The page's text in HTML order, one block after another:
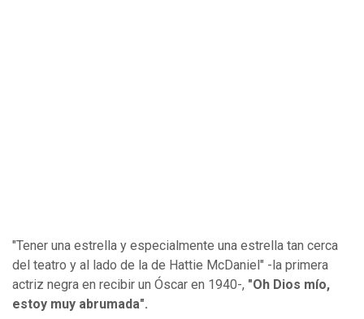
"Tener una estrella y especialmente una estrella tan cerca
del teatro y al lado de la de Hattie McDaniel" -la primera
actriz negra en recibir un Óscar en 1940-, "Oh Dios mío,
estoy muy abrumada".